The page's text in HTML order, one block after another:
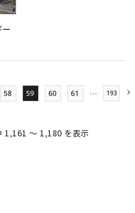
ジ
Page
58
Page
59
Page
60
Page
61 … 193
1,161 ～ 1,180 を表示